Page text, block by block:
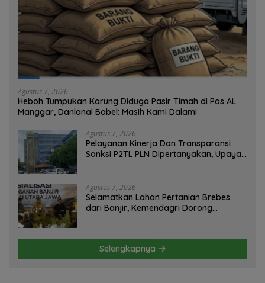
Agustus 7, 2026
Heboh Tumpukan Karung Diduga Pasir Timah di Pos AL
Manggar, Danlanal Babel: Masih Kami Dalami
Agustus 7, 2026
Pelayanan Kinerja Dan Transparansi
Sanksi P2TL PLN Dipertanyakan, Upaya
Agustus 7, 2026
Selamatkan Lahan Pertanian Brebes
dari Banjir, Kemendagri Dorong
Selengkapnya